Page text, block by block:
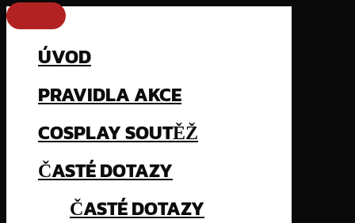
ÚVOD
PRAVIDLA AKCE
COSPLAY SOUTĚŽ
ČASTÉ DOTAZY
ČASTÉ DOTAZY